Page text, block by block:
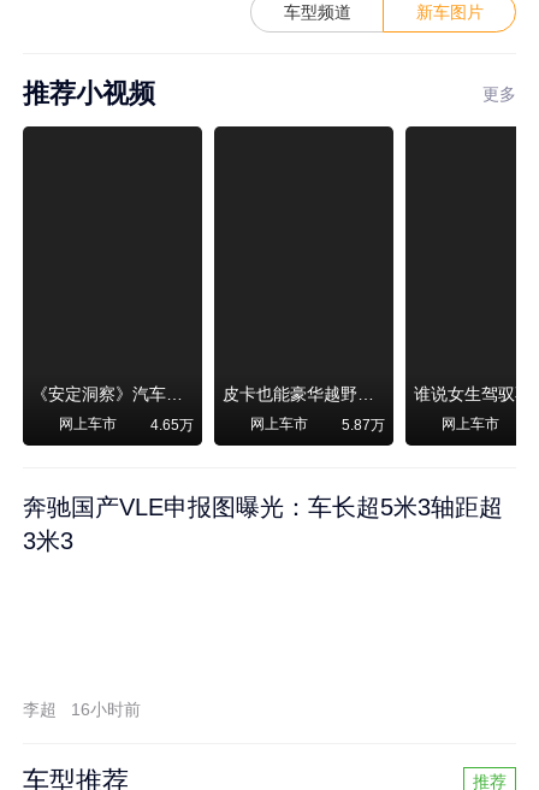
车型频道 新车图片
推荐小视频 更多
《安定洞察》汽车烧不烧油，和石油安全无关！
网上车市 4.65万
皮卡也能豪华越野！纵横F700上市，限时卖29.99万起
网上车市 5.87万 网上车市
奔驰国产VLE申报图曝光：车长超5米3轴距超
3米3
李超 16小时前
车型推荐 推荐